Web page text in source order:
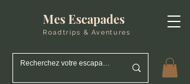
Mes Escapades
Roadtrips & Aventures